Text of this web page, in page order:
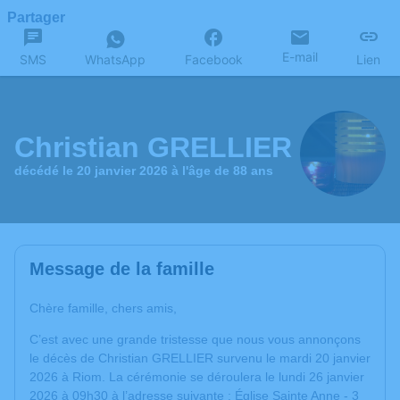
Partager
SMS WhatsApp Facebook E-mail Lien
Christian GRELLIER
décédé le 20 janvier 2026 à l'âge de 88 ans
Message de la famille
Chère famille, chers amis,
C’est avec une grande tristesse que nous vous annonçons
le décès de Christian GRELLIER survenu le mardi 20 janvier
2026 à Riom. La cérémonie se déroulera le lundi 26 janvier
2026 à 09h30 à l’adresse suivante : Église Sainte Anne - 3